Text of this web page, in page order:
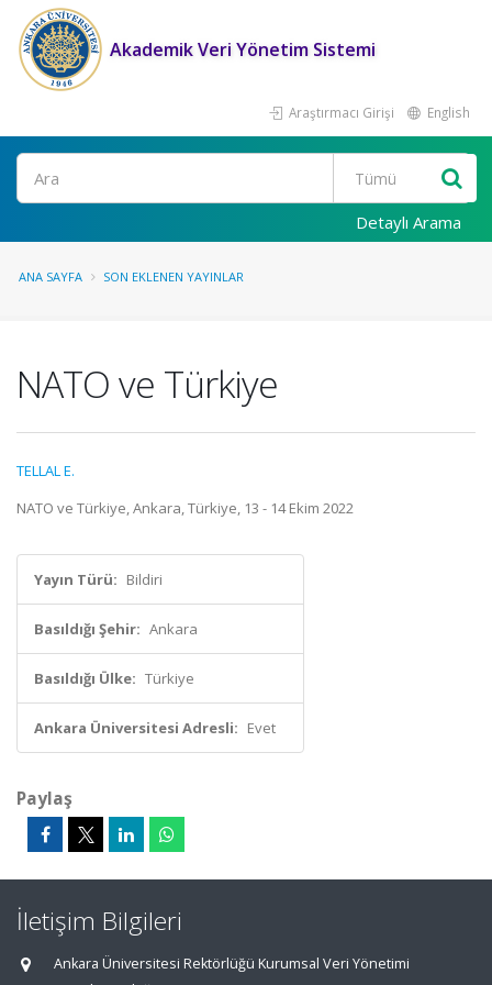
Akademik Veri Yönetim Sistemi
Araştırmacı Girişi English
Ara
Detaylı Arama
ANA SAYFA SON EKLENEN YAYINLAR
NATO ve Türkiye
TELLAL E.
NATO ve Türkiye, Ankara, Türkiye, 13 - 14 Ekim 2022
Yayın Türü: Bildiri
Basıldığı Şehir: Ankara
Basıldığı Ülke: Türkiye
Ankara Üniversitesi Adresli: Evet
Paylaş
İletişim Bilgileri
Ankara Üniversitesi Rektörlüğü Kurumsal Veri Yönetimi